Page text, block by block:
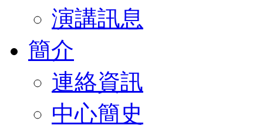
演講訊息
簡介
連絡資訊
中心簡史